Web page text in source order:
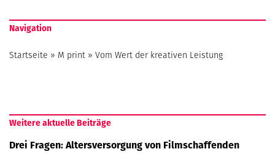
Navigation
Startseite » M print » Vom Wert der kreativen Leistung
Weitere aktuelle Beiträge
Drei Fragen: Altersversorgung von Filmschaffenden